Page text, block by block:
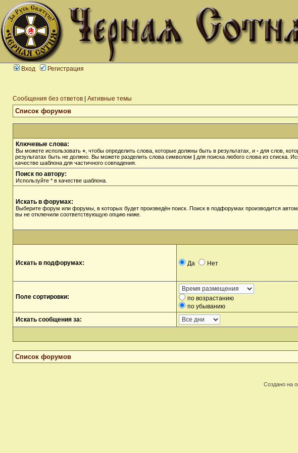
Вход Регистрация
Сообщения без ответов Активные темы
Список форумов
Ключевые слова:
Вы можете использовать + , чтобы определить слова, которые должны быть в результатах, и - для слов,
результатах быть не должно. Вы можете разделить слова символом | для поиска любого слова из списка.
качестве шаблона для частичного совпадения.
Поиск по автору:
Используйте * в качестве шаблона.
Искать в форумах:
Выберите форум или форумы, в которых будет произведён поиск. Поиск в подфорумах производится
вы не отключили соответствующую опцию ниже.
Искать в подфорумах: Да Нет
Поле сортировки:
по возрастанию
по убыванию
Искать сообщения за:
Список форумов
Создано на